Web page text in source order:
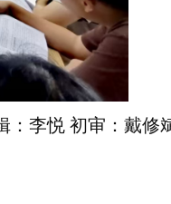
李悦 初审：戴修